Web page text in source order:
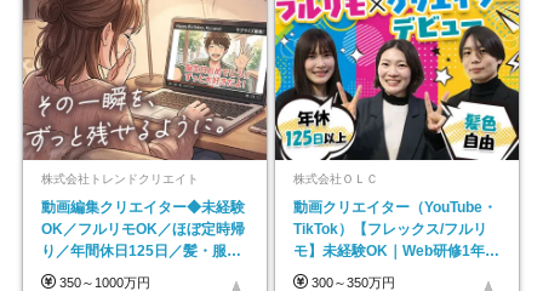
株式会社トレンドクリエイト
動画編集クリエイター◆未経験
OK／フルリモOK／ほぼ定時帰
り／年間休日125日／髪・服・
ネイル自由／副業OK
350～1000万円
株式会社ＯＬＣ
動画クリエイター（YouTube・
TikTok）【フレックス/フルリ
モ】未経験OK｜Web研修1年間
｜副業OK
300～350万円